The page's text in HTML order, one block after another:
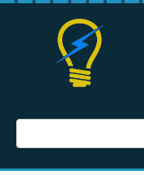
Перейти
Поиск: